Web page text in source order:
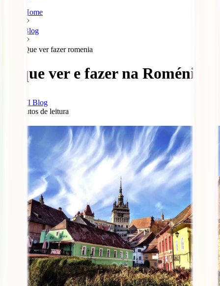
Home
Blog
Que ver fazer romenia
O que ver e fazer na Roménia
IATI Blog
minutos de leitura